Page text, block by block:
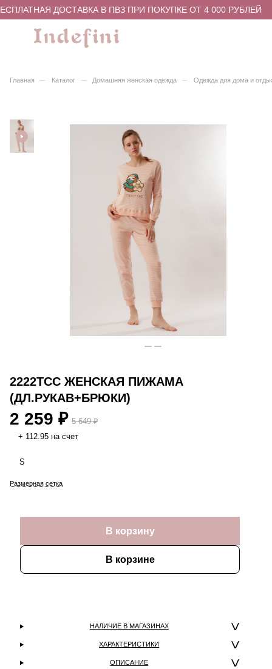
ДОСТАВКА В ПВЗ ПРИ ПОКУПКЕ ОТ 4 000 РУБЛЕЙ
Главная – Каталог – Домашняя женская одежда – Одежда для дома и
2222TCC ЖЕНСКАЯ ПИЖАМА
(ДЛ.РУКАВ+БРЮКИ)
2 259 ₽ 5 649 ₽
+ 112.95 на счет
S
Размерная сетка
В корзину
В корзине
НАЛИЧИЕ В МАГАЗИНАХ
ХАРАКТЕРИСТИКИ
ОПИСАНИЕ